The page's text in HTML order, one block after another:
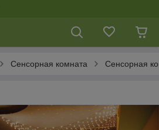
Сенсорная комната Сенсорная